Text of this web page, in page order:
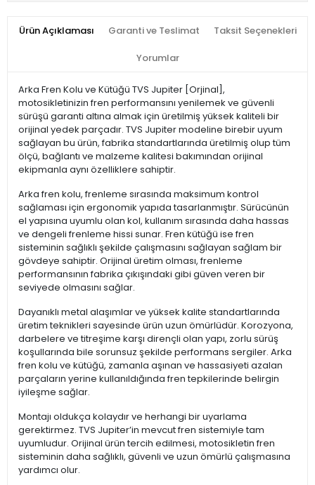
Ürün Açıklaması Garanti ve Teslimat Taksit Seçenekleri
Yorumlar
Arka Fren Kolu ve Kütüğü TVS Jupiter [Orjinal],
motosikletinizin fren performansını yenilemek ve güvenli
sürüşü garanti altına almak için üretilmiş yüksek kaliteli bir
orijinal yedek parçadır. TVS Jupiter modeline birebir uyum
sağlayan bu ürün, fabrika standartlarında üretilmiş olup tüm
ölçü, bağlantı ve malzeme kalitesi bakımından orijinal
ekipmanla aynı özelliklere sahiptir.
Arka fren kolu, frenleme sırasında maksimum kontrol
sağlaması için ergonomik yapıda tasarlanmıştır. Sürücünün
el yapısına uyumlu olan kol, kullanım sırasında daha hassas
ve dengeli frenleme hissi sunar. Fren kütüğü ise fren
sisteminin sağlıklı şekilde çalışmasını sağlayan sağlam bir
gövdeye sahiptir. Orijinal üretim olması, frenleme
performansının fabrika çıkışındaki gibi güven veren bir
seviyede olmasını sağlar.
Dayanıklı metal alaşımlar ve yüksek kalite standartlarında
üretim teknikleri sayesinde ürün uzun ömürlüdür. Korozyona,
darbelere ve titreşime karşı dirençli olan yapı, zorlu sürüş
koşullarında bile sorunsuz şekilde performans sergiler. Arka
fren kolu ve kütüğü, zamanla aşınan ve hassasiyeti azalan
parçaların yerine kullanıldığında fren tepkilerinde belirgin
iyileşme sağlar.
Montajı oldukça kolaydır ve herhangi bir uyarlama
gerektirmez. TVS Jupiter’in mevcut fren sistemiyle tam
uyumludur. Orijinal ürün tercih edilmesi, motosikletin fren
sisteminin daha sağlıklı, güvenli ve uzun ömürlü çalışmasına
yardımcı olur.